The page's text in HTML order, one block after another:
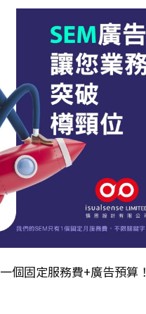
一個固定服務費+廣告預算！